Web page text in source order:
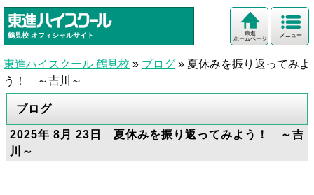
鶴見校 オフィシャルサイト メニュー
東進
ホームページ
東進ハイスクール 鶴見校 » ブログ » 夏休みを振り返ってみよ
う！ ～吉川～
ブログ
2025年 8月 23日 夏休みを振り返ってみよう！ ～吉
川～